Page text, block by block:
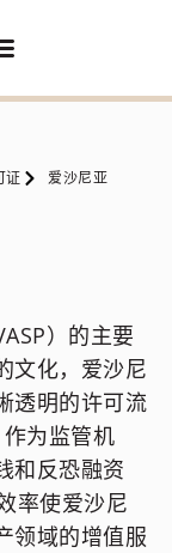
证 爱沙尼亚
）的主要
文化，爱沙尼
透明的许可流
为监管机
和反恐融资
率使爱沙尼
领域的增值服